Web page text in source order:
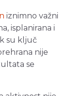
iznimno važni
isplanirana i
su ključ
nije
se